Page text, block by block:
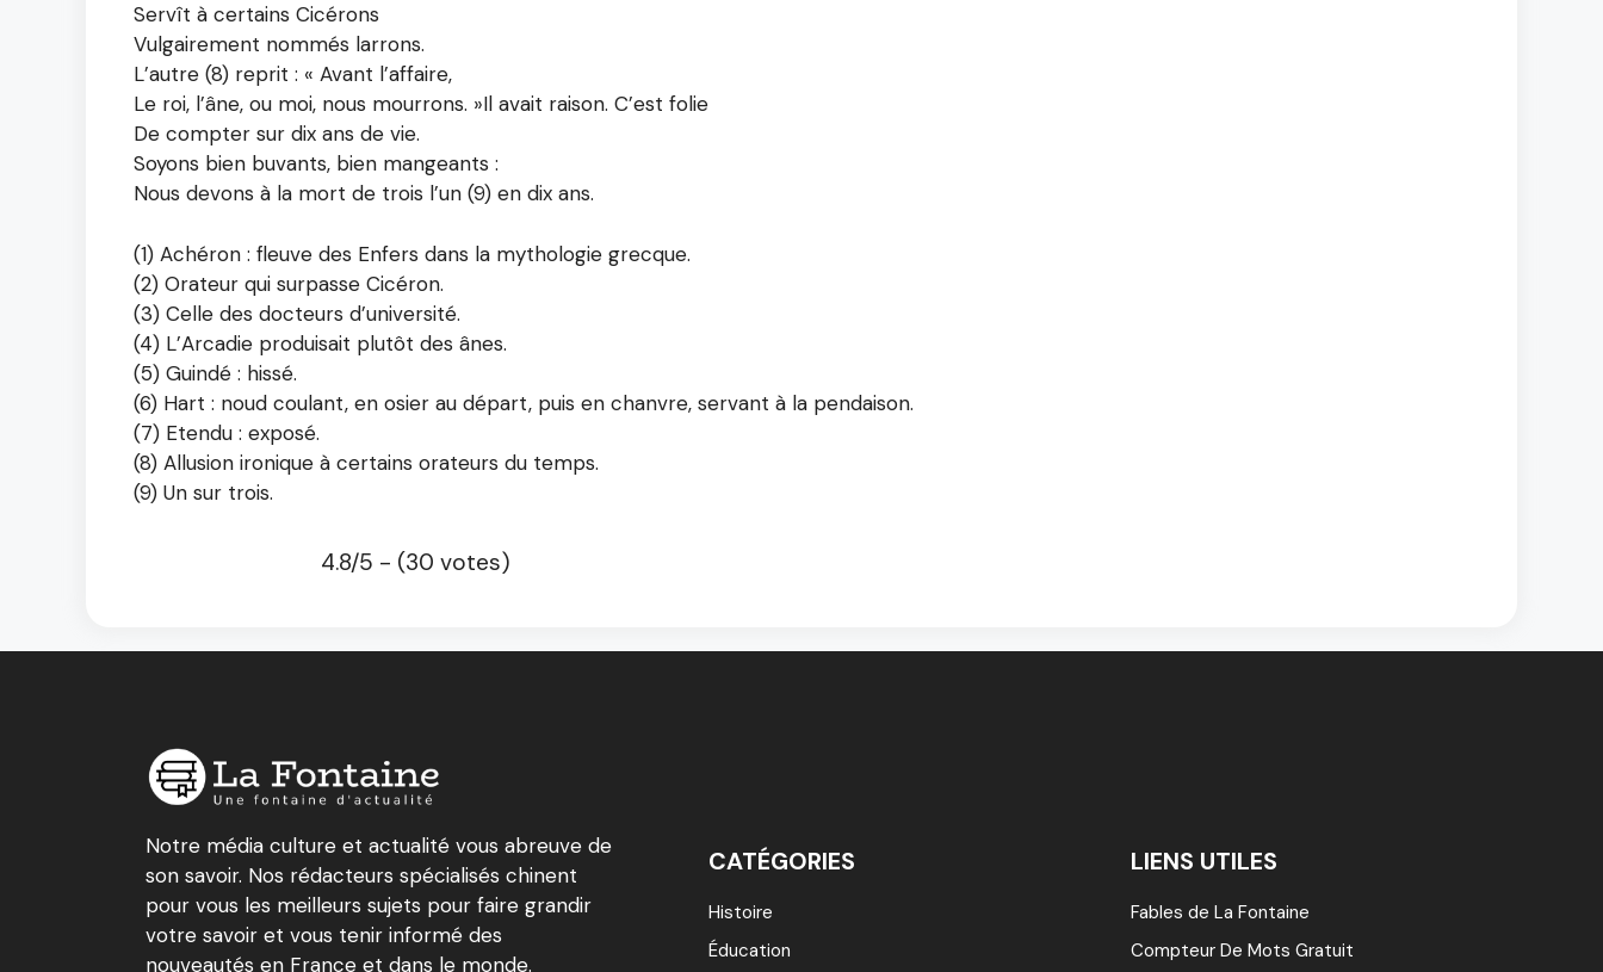
Servît à certains Cicérons
Vulgairement nommés larrons.
L’autre (8) reprit : « Avant l’affaire,
Le roi, l’âne, ou moi, nous mourrons. »Il avait raison. C’est folie
De compter sur dix ans de vie.
Soyons bien buvants, bien mangeants :
Nous devons à la mort de trois l’un (9) en dix ans.
(1) Achéron : fleuve des Enfers dans la mythologie grecque.
(2) Orateur qui surpasse Cicéron.
(3) Celle des docteurs d’université.
(4) L’Arcadie produisait plutôt des ânes.
(5) Guindé : hissé.
(6) Hart : noud coulant, en osier au départ, puis en chanvre, servant à la pendaison.
(7) Etendu : exposé.
(8) Allusion ironique à certains orateurs du temps.
(9) Un sur trois.
4.8/5 - (30 votes)
Notre média culture et actualité vous abreuve de
son savoir. Nos rédacteurs spécialisés chinent
pour vous les meilleurs sujets pour faire grandir
votre savoir et vous tenir informé des
nouveautés en France et dans le monde.
CATÉGORIES
Histoire
Éducation
LIENS UTILES
Fables de La Fontaine
Compteur De Mots Gratuit